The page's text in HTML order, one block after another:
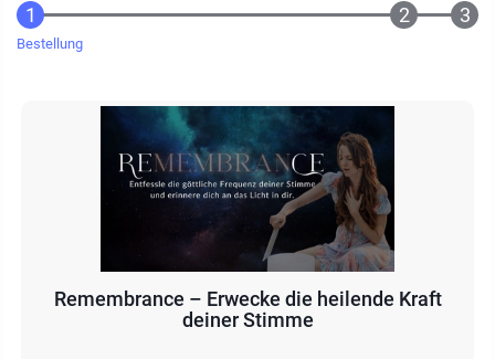
Bestellung
Remembrance – Erwecke die heilende Kraft
deiner Stimme